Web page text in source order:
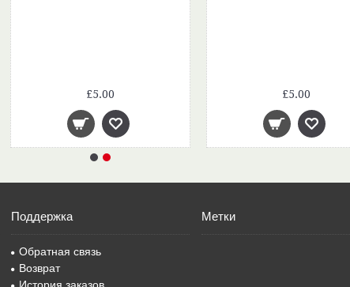
£5.00 £5.00
Поддержка
Обратная связь
Возврат
Метки